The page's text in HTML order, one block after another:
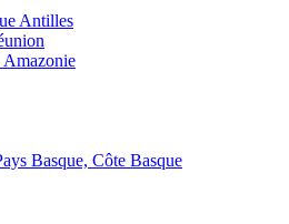
Antilles
Amazonie
Basque, Côte Basque